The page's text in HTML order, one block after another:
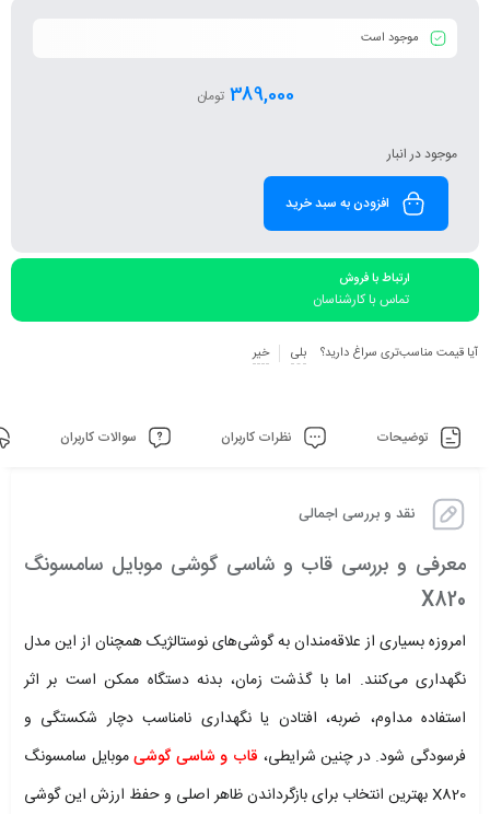
موجود است
389,000 تومان
موجود در انبار
افزودن به سبد خرید
ارتباط با فروش
تماس با کارشناسان
آیا قیمت مناسب‌تری سراغ دارید؟ بلی خیر
توضیحات نظرات کاربران سوالات کاربران
نقد و بررسی اجمالی
معرفی و بررسی قاب و شاسی گوشی موبایل سامسونگ
X820
امروزه بسیاری از علاقه‌مندان به گوشی‌های نوستالژیک همچنان از این مدل
نگهداری می‌کنند. اما با گذشت زمان، بدنه دستگاه ممکن است بر اثر
استفاده مداوم، ضربه، افتادن یا نگهداری نامناسب دچار شکستگی و
فرسودگی شود. در چنین شرایطی، قاب و شاسی گوشیموبایل سامسونگ
X820 بهترین انتخاب برای بازگرداندن ظاهر اصلی و حفظ ارزش این گوشی